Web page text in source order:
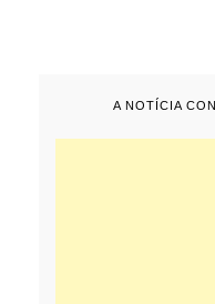
A NOTÍCIA